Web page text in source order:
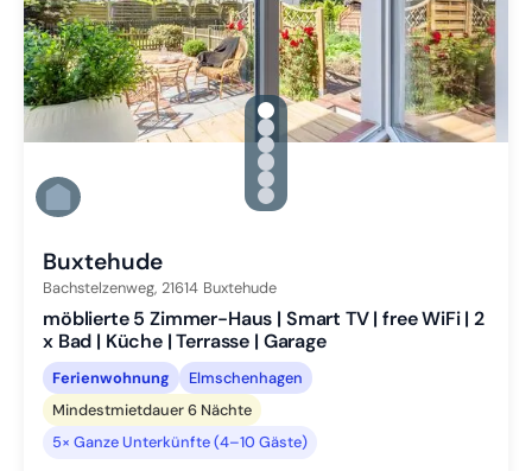
gallery.slide_selector
Zu Slide 1 wechseln
Zu Slide 2 wechseln
Zu Slide 3 wechseln
Zu Slide 4 wechseln
Zu Slide 5 wechseln
Zu Slide 6 wechseln
Buxtehude
Bachstelzenweg, 21614 Buxtehude
möblierte 5 Zimmer-Haus | Smart TV | free WiFi | 2
x Bad | Küche | Terrasse | Garage
Ferienwohnung
Elmschenhagen
Mindestmietdauer 6 Nächte
5× Ganze Unterkünfte (4–10 Gäste)